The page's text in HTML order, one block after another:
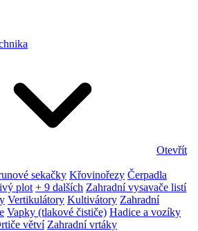
Otevřít
sekačky Křovinořezy Čerpadla
plot + 9 dalších Zahradní vysavače listí
Vertikulátory Kultivátory Zahradní
Vapky (tlakové čističe) Hadice a vozíky
větví Zahradní vrtáky